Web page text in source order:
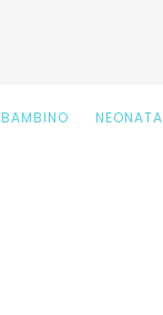
BAMBINO NEONATA